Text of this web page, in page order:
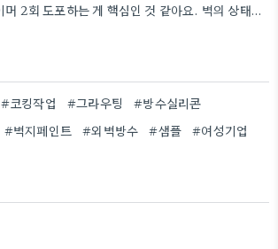
고압 세척 후 프라이머 2회 도포하는 게 핵심인 것 같아요. 벽의 상태에 따라 흡수율이 달라지니까,…
#코킹작업 #그라우팅
#방수실리콘
#벽지페인트 #외벽방수 #샘플 #여성기업